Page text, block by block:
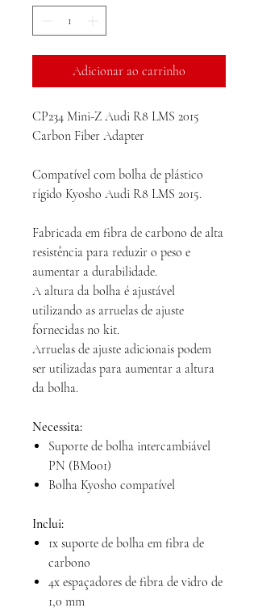
Adicionar ao carrinho
CP234 Mini-Z Audi R8 LMS 2015
Carbon Fiber Adapter
Compatível com bolha de plástico
rígido Kyosho Audi R8 LMS 2015.
Fabricada em fibra de carbono de alta
resistência para reduzir o peso e
aumentar a durabilidade.
A altura da bolha é ajustável
utilizando as arruelas de ajuste
fornecidas no kit.
Arruelas de ajuste adicionais podem
ser utilizadas para aumentar a altura
da bolha.
Necessita:
Suporte de bolha intercambiável
PN (BM001)
Bolha Kyosho compatível
Inclui:
1x suporte de bolha em fibra de
carbono
4x espaçadores de fibra de vidro de
1,0 mm